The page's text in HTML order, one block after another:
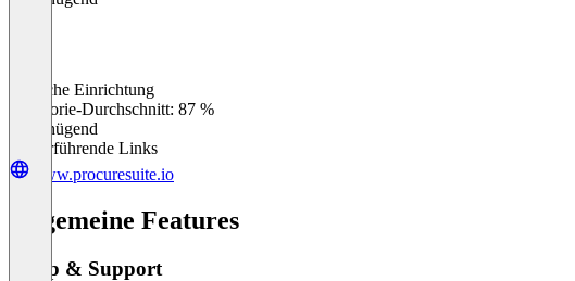
Einfache Einrichtung
Kategorie-Durchschnitt: 87 %
Ungenügend
Weiterführende Links
www.procuresuite.io
Allgemeine Features
Setup & Support